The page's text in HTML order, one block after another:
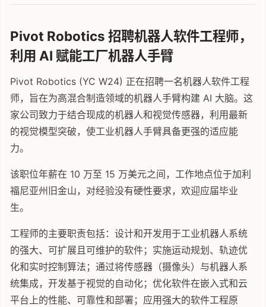
Pivot Robotics 招聘机器人软件工程师，
利用 AI 赋能工厂机器人手臂
Pivot Robotics (YC W24) 正在招聘一名机器人软件工程
师，旨在为高混合制造领域的机器人手臂构建 AI 大脑。这
家公司致力于结合现成的机器人和视觉传感器，利用最新
的视觉模型突破，使工业机器人手臂具备更强的适应能
力。
该职位年薪在 10 万至 15 万美元之间，工作地点位于加利
福尼亚州旧金山，对经验没有硬性要求，欢迎应届毕业
生。
工程师的主要职责包括：设计和开发用于工业机器人系统
的强大、可扩展且可维护的软件；实施运动规划、轨迹优
化和实时控制算法；通过将传感器（摄像头）与机器人系
统集成，开发基于视觉的自动化；优化软件在嵌入式和云
平台上的性能、可靠性和部署；应用强大的软件工程原